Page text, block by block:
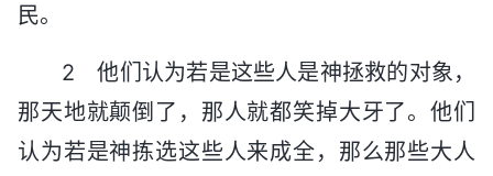
民。
2 他们认为若是这些人是神拯救的对象，
那天地就颠倒了，那人就都笑掉大牙了。他们
认为若是神拣选这些人来成全，那么那些大人